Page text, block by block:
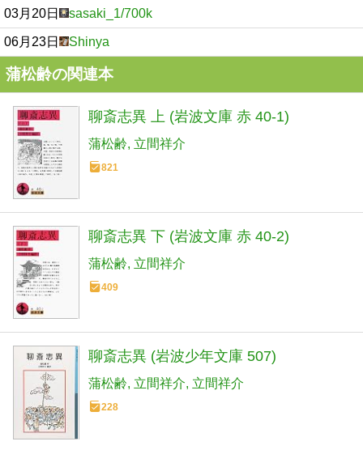
03月20日 sasaki_1/700k
06月23日 Shinya
蒲松齢の関連本
聊斎志異 上 (岩波文庫 赤 40-1)
蒲松齢 立間祥介
821
聊斎志異 下 (岩波文庫 赤 40-2)
蒲松齢 立間祥介
409
聊斎志異 (岩波少年文庫 507)
蒲松齢 立間祥介 立間祥介
228